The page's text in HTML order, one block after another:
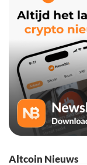
Altcoin Nieuws